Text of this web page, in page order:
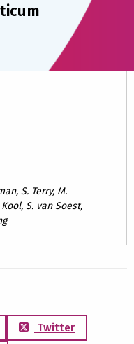
S. Terry, M.
S. van Soest,
Twitter